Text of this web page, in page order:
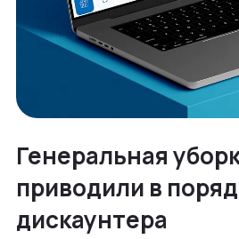
Генеральная
приводили в
дискаунтера